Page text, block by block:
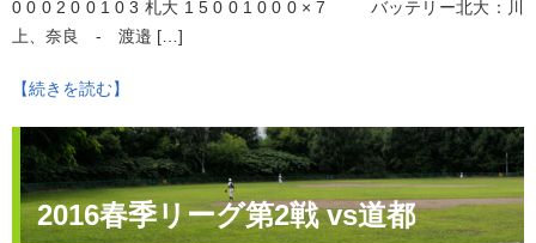
0 0 0 2 0 0 1 0 3 札大 1 5 0 0 1 0 0 0 × 7 バッテリー北大：川
上、奈良 - 渡邉 […]
【続きを読む】
2016春季リーグ第2戦 vs道都